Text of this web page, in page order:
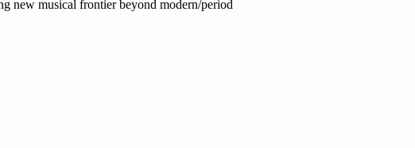
new musical frontier beyond modern/period